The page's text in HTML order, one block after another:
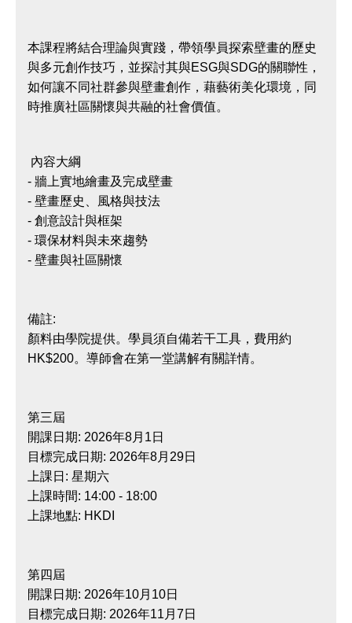
本課程將結合理論與實踐，帶領學員探索壁畫的歷史
與多元創作技巧，並探討其與ESG與SDG的關聯性，
如何讓不同社群參與壁畫創作，藉藝術美化環境，同
時推廣社區關懷與共融的社會價值。
內容大綱
- 牆上實地繪畫及完成壁畫
- 壁畫歷史、風格與技法
- 創意設計與框架
- 環保材料與未來趨勢
- 壁畫與社區關懷
備註:
顏料由學院提供。學員須自備若干工具，費用約
HK$200。導師會在第一堂講解有關詳情。
第三屆
開課日期: 2026年8月1日
目標完成日期: 2026年8月29日
上課日: 星期六
上課時間: 14:00 - 18:00
上課地點: HKDI
第四屆
開課日期: 2026年10月10日
目標完成日期: 2026年11月7日